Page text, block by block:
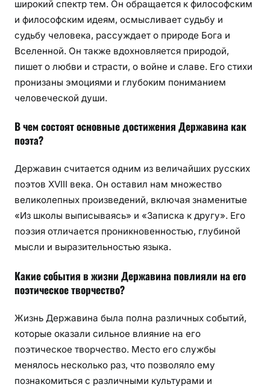
широкий спектр тем. Он обращается к философским
и философским идеям, осмысливает судьбу и
судьбу человека, рассуждает о природе Бога и
Вселенной. Он также вдохновляется природой,
пишет о любви и страсти, о войне и славе. Его стихи
пронизаны эмоциями и глубоким пониманием
человеческой души.
В чем состоят основные достижения Державина как
поэта?
Державин считается одним из величайших русских
поэтов XVIII века. Он оставил нам множество
великолепных произведений, включая знаменитые
«Из школы выписываясь» и «Записка к другу». Его
поэзия отличается проникновенностью, глубиной
мысли и выразительностью языка.
Какие события в жизни Державина повлияли на его
поэтическое творчество?
Жизнь Державина была полна различных событий,
которые оказали сильное влияние на его
поэтическое творчество. Место его службы
менялось несколько раз, что позволяло ему
познакомиться с различными культурами и